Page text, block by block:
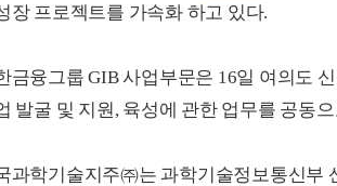
장 프로젝트를 가속화 하고 있다.
금융그룹 GIB 사업부문은 16일 여의도
발굴 및 지원, 육성에 관한 업무를 공동
과학기술지주㈜는 과학기술정보통신부